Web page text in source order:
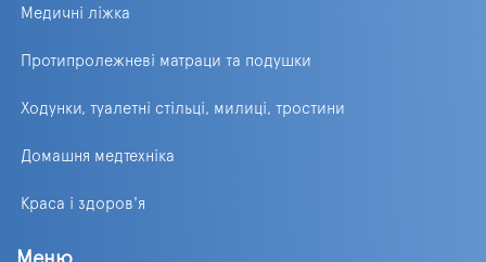
Медичні ліжка
Протипролежневі матраци та подушки
Ходунки, туалетні стільці, милиці, тростини
Домашня медтехніка
Краса і здоров'я